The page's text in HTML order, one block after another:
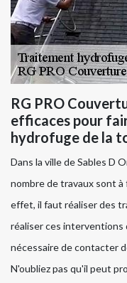
RG PRO
efficaces pour
hydrofuge de la
Dans la ville de Sables D
nombre de travaux sont
effet, il faut réaliser des
réaliser ces interventions
nécessaire de contacter
N'oubliez pas qu'il peut